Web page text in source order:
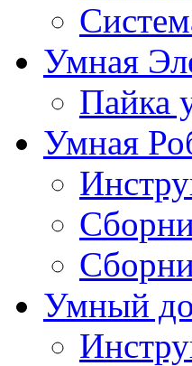
Умная
Пайка
Умная
Умный